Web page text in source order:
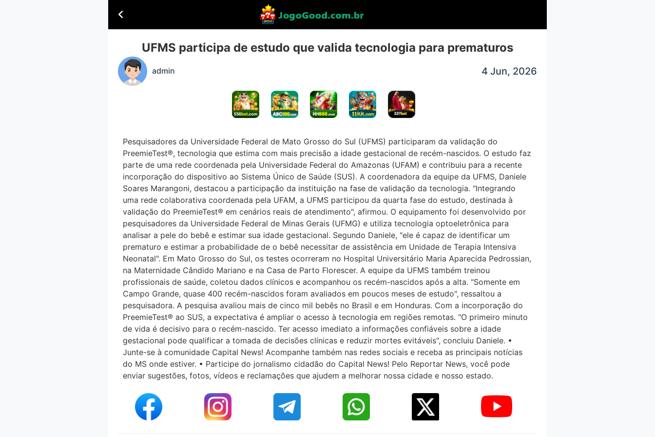
UFMS participa de estudo que valida tecnologia para prematuros
admin 4 Jun, 2026
Pesquisadores da Universidade Federal de Mato Grosso do Sul (UFMS) participaram da validação do
PreemieTest®, tecnologia que estima com mais precisão a idade gestacional de recém-nascidos. O estudo faz
parte de uma rede coordenada pela Universidade Federal do Amazonas (UFAM) e contribuiu para a recente
incorporação do dispositivo ao Sistema Único de Saúde (SUS). A coordenadora da equipe da UFMS, Daniele
Soares Marangoni, destacou a participação da instituição na fase de validação da tecnologia. "Integrando
uma rede colaborativa coordenada pela UFAM, a UFMS participou da quarta fase do estudo, destinada à
validação do PreemieTest® em cenários reais de atendimento", afirmou. O equipamento foi desenvolvido por
pesquisadores da Universidade Federal de Minas Gerais (UFMG) e utiliza tecnologia optoeletrônica para
analisar a pele do bebê e estimar sua idade gestacional. Segundo Daniele, "ele é capaz de identificar um
prematuro e estimar a probabilidade de o bebê necessitar de assistência em Unidade de Terapia Intensiva
Neonatal". Em Mato Grosso do Sul, os testes ocorreram no Hospital Universitário Maria Aparecida Pedrossian,
na Maternidade Cândido Mariano e na Casa de Parto Florescer. A equipe da UFMS também treinou
profissionais de saúde, coletou dados clínicos e acompanhou os recém-nascidos após a alta. "Somente em
Campo Grande, quase 400 recém-nascidos foram avaliados em poucos meses de estudo", ressaltou a
pesquisadora. A pesquisa avaliou mais de cinco mil bebês no Brasil e em Honduras. Com a incorporação do
PreemieTest® ao SUS, a expectativa é ampliar o acesso à tecnologia em regiões remotas. "O primeiro minuto
de vida é decisivo para o recém-nascido. Ter acesso imediato a informações confiáveis sobre a idade
gestacional pode qualificar a tomada de decisões clínicas e reduzir mortes evitáveis", concluiu Daniele. •
Junte-se à comunidade Capital News! Acompanhe também nas redes sociais e receba as principais notícias
do MS onde estiver. • Participe do jornalismo cidadão do Capital News! Pelo Reportar News, você pode
enviar sugestões, fotos, vídeos e reclamações que ajudem a melhorar nossa cidade e nosso estado.